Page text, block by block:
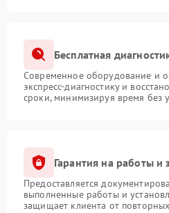
Бесплатная
Современное оборудование и
экспресс-диагностику и
сроки, минимизируя время без
Гарантия на работы и
Предоставляется
выполненные работы и
защищает клиента от